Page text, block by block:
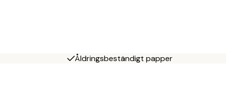
Åldringsbeständigt papper